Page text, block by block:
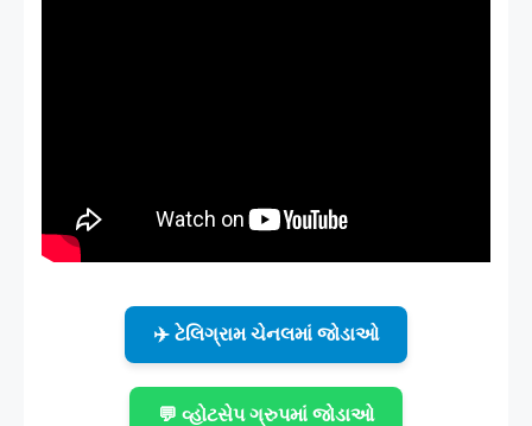
✈️ ટેલિગ્રામ ચેનલમાં જોડાઓ
💬 વ્હોટસેપ ગ્રુપમાં જોડાઓ